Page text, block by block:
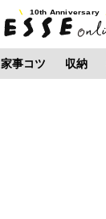
10th Anniversary
家事コツ 収納